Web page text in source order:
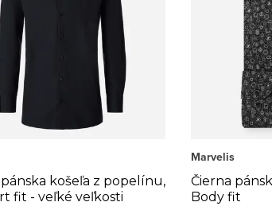
košeľa z popelínu,
fit - veľké veľkosti
Čierna
Body fit
Marvelis